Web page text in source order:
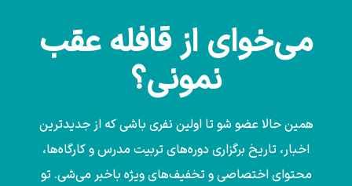
می‌خوای از قافله عقب
نمونی؟
همین حالا عضو شو تا اولین نفری باشی که از جدیدترین
اخبار، تاریخ برگزاری دوره‌های تربیت مدرس و کارگاه‌ها،
محتوای اختصاصی و تخفیف‌های ویژه باخبر می‌شی. تو